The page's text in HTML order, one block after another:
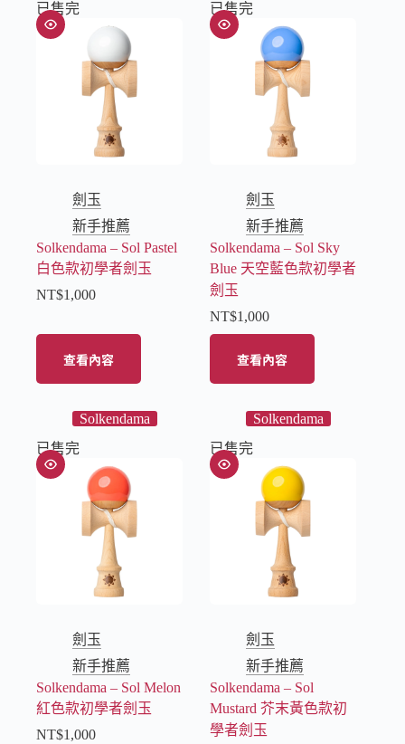
已售完
劍玉
新手推薦
Solkendama – Sol Pastel
白色款初學者劍玉
NT$1,000
查看內容
已售完
劍玉
新手推薦
Solkendama – Sol Sky
Blue 天空藍色款初學者
劍玉
NT$1,000
查看內容
Solkendama
已售完
劍玉
新手推薦
Solkendama – Sol Melon
紅色款初學者劍玉
NT$1,000
Solkendama
已售完
劍玉
新手推薦
Solkendama – Sol
Mustard 芥末黃色款初
學者劍玉